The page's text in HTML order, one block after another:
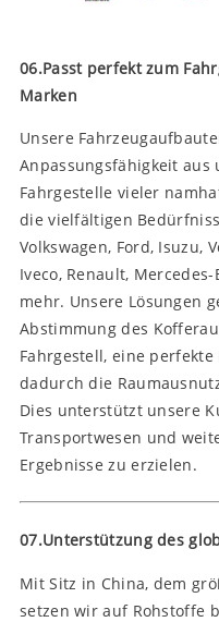
06.Passt perfekt zum
Marken
Unsere
Anpassungsfähigkeit
Fahrgestelle vieler
die vielfältigen
Volkswagen, Ford, Isuzu,
Iveco, Renault,
mehr. Unsere Lösungen
Abstimmung des
Fahrgestell, eine
dadurch die
Dies unterstützt unsere
Transportwesen und
Ergebnisse zu erzielen.
07.Unterstützung des
Mit Sitz in China, dem
setzen wir auf Rohstoffe